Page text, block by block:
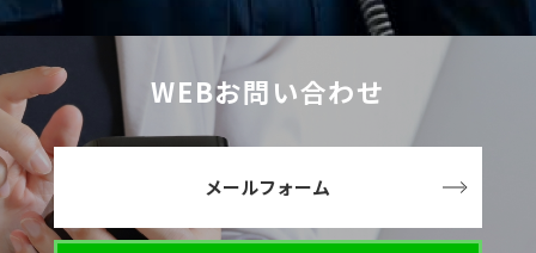
WEBお問い合わせ
メールフォーム